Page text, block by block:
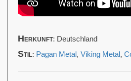
Herkunft: Deutschland
Stil: Pagan Metal , Viking Metal ,